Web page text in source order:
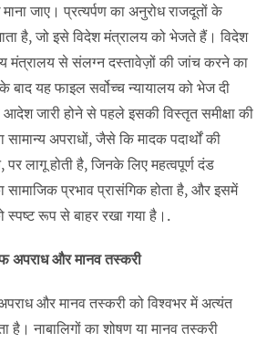
जाए। प्रत्यर्पण का अनुरोध राजदूतों के
है, जो इसे विदेश मंत्रालय को भेजते हैं। विदेश
मंत्रालय से संलग्न दस्तावेज़ों की जांच करने का
यह फाइल सर्वोच्च न्यायालय को भेज दी
आदेश जारी होने से पहले इसकी विस्तृत समीक्षा की
अपराधों, जैसे कि मादक पदार्थों की
लागू होती है, जिनके लिए महत्वपूर्ण दंड
सामाजिक प्रभाव प्रासंगिक होता है, और इसमें
स्पष्ट रूप से बाहर रखा गया है।.
अपराध और मानव तस्करी
और मानव तस्करी को विश्वभर में अत्यंत
है। नाबालिगों का शोषण या मानव तस्करी